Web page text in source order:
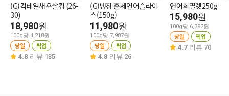
(G)칵테일새우살킹 (26-
30)
18,980원
100g당 4,218원
당일 픽업
4.8 리뷰 135
(G)냉장 훈제연어슬라이
스(150g)
11,980원
100g당 7,987원
당일 픽업
4.8 리뷰 26
연어회필렛250g
15,980원
100g당 6,392원
당일 픽업
4.7 리뷰 70